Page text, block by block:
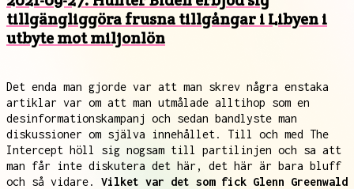
tillgängliggöra frusna tillgångar i Libyen i
utbyte mot miljonlön
Det enda man gjorde var att man skrev några enstaka
artiklar var om att man utmålade alltihop som en
desinformationskampanj och sedan bandlyste man
diskussioner om själva innehållet. Till och med The
Intercept höll sig nogsam till partilinjen och sa att
man får inte diskutera det här, det här är bara bluff
och så vidare. Vilket var det som fick Glenn Greenwald